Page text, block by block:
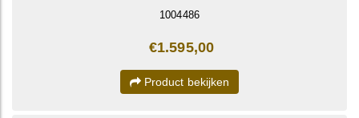
1004486
€1.595,00
Product bekijken